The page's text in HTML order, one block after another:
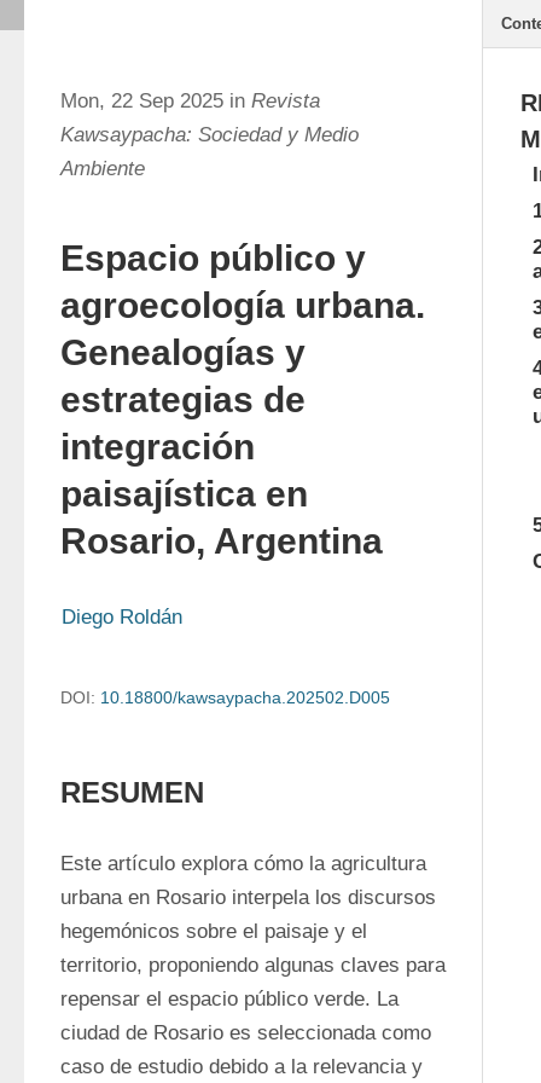
Mon, 22 Sep 2025 in Revista
Kawsaypacha: Sociedad y Medio
Ambiente
Espacio público y
agroecología urbana.
Genealogías y
estrategias de
integración
paisajística en
Rosario, Argentina
Diego Roldán
DOI: 10.18800/kawsaypacha.202502.D005
RESUMEN
Este artículo explora cómo la agricultura
urbana en Rosario interpela los discursos
hegemónicos sobre el paisaje y el
territorio, proponiendo algunas claves para
repensar el espacio público verde. La
ciudad de Rosario es seleccionada como
caso de estudio debido a la relevancia y